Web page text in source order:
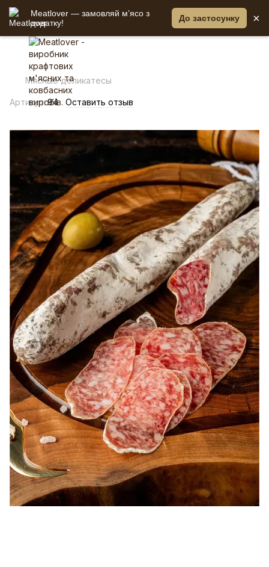
Meatlover — замовляй мʼясо з
додатку!
До застосунку ×
Мясные деликатесы
Артикул:94 Оставить отзыв